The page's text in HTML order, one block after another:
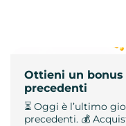
Ottieni un bonus
precedenti
⏳ Oggi è l’ultimo
precedenti. 💰